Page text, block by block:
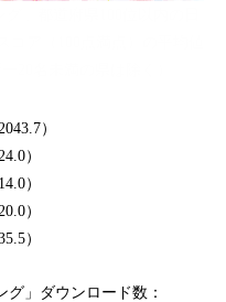
）
）
）
）
）
」ダウンロード数：